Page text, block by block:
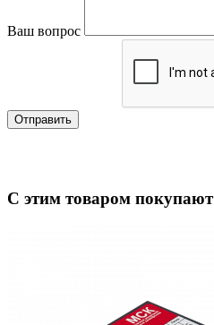
Ваш вопрос
Отправить
С этим товаром покупают